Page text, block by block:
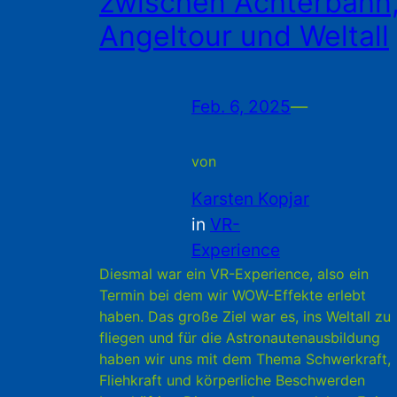
Angeltour und Weltall
Feb. 6, 2025—
von
Karsten Kopjar
in VR-
Experience
Diesmal war ein VR-Experience, also ein
Termin bei dem wir WOW-Effekte erlebt
haben. Das große Ziel war es, ins Weltall zu
fliegen und für die Astronautenausbildung
haben wir uns mit dem Thema Schwerkraft,
Fliehkraft und körperliche Beschwerden